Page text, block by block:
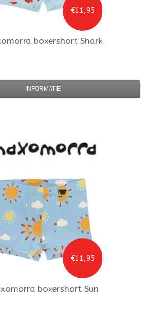
€11,95
boxershort Shark
INFORMATIE
€11,95
boxershort Sun